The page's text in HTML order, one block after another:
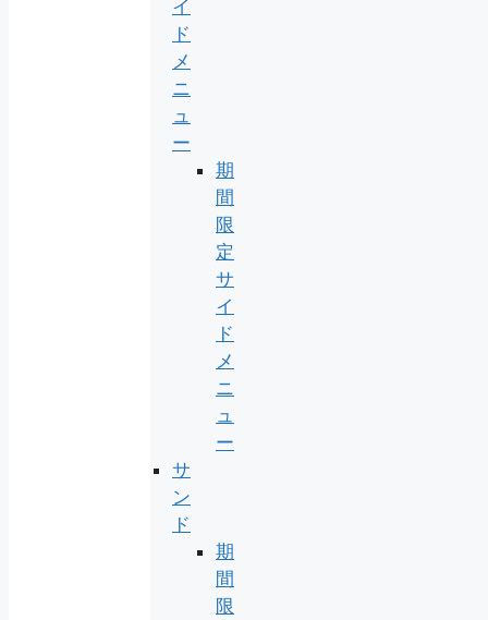
イ
ド
メ
ニ
ュ
ー
期
間
限
定
サ
イ
ド
メ
ニ
ュ
ー
サ
ン
ド
期
間
限